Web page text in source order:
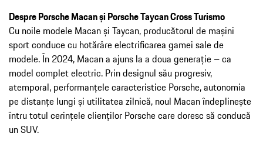
Despre Porsche Macan și Porsche Taycan Cross Turismo
Cu noile modele Macan și Taycan, producătorul de mașini
sport conduce cu hotărâre electrificarea gamei sale de
modele. În 2024, Macan a ajuns la a doua generație – ca
model complet electric. Prin designul său progresiv,
atemporal, performanțele caracteristice Porsche, autonomia
pe distanțe lungi și utilitatea zilnică, noul Macan îndeplinește
întru totul cerințele clienților Porsche care doresc să conducă
un SUV.